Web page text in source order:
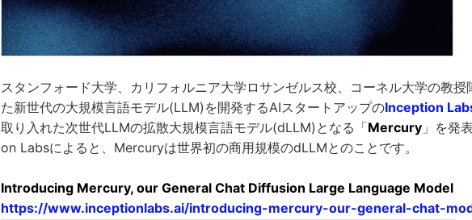
スタンフォード大学、カリフォルニア大学ロサンゼルス校、コーネル大学の教授
た新世代の大規模言語モデル(LLM)を開発するAIスタートアップのInception
取り入れた次世代LLMの拡散大規模言語モデル(dLLM)となる「Mercury 」を発
on Labsによると、Mercuryは世界初の商用規模のdLLMとのことです。
Introducing Mercury, our General Chat Diffusion Large Language Model
https://www.inceptionlabs.ai/introducing-mercury-our-general-chat-